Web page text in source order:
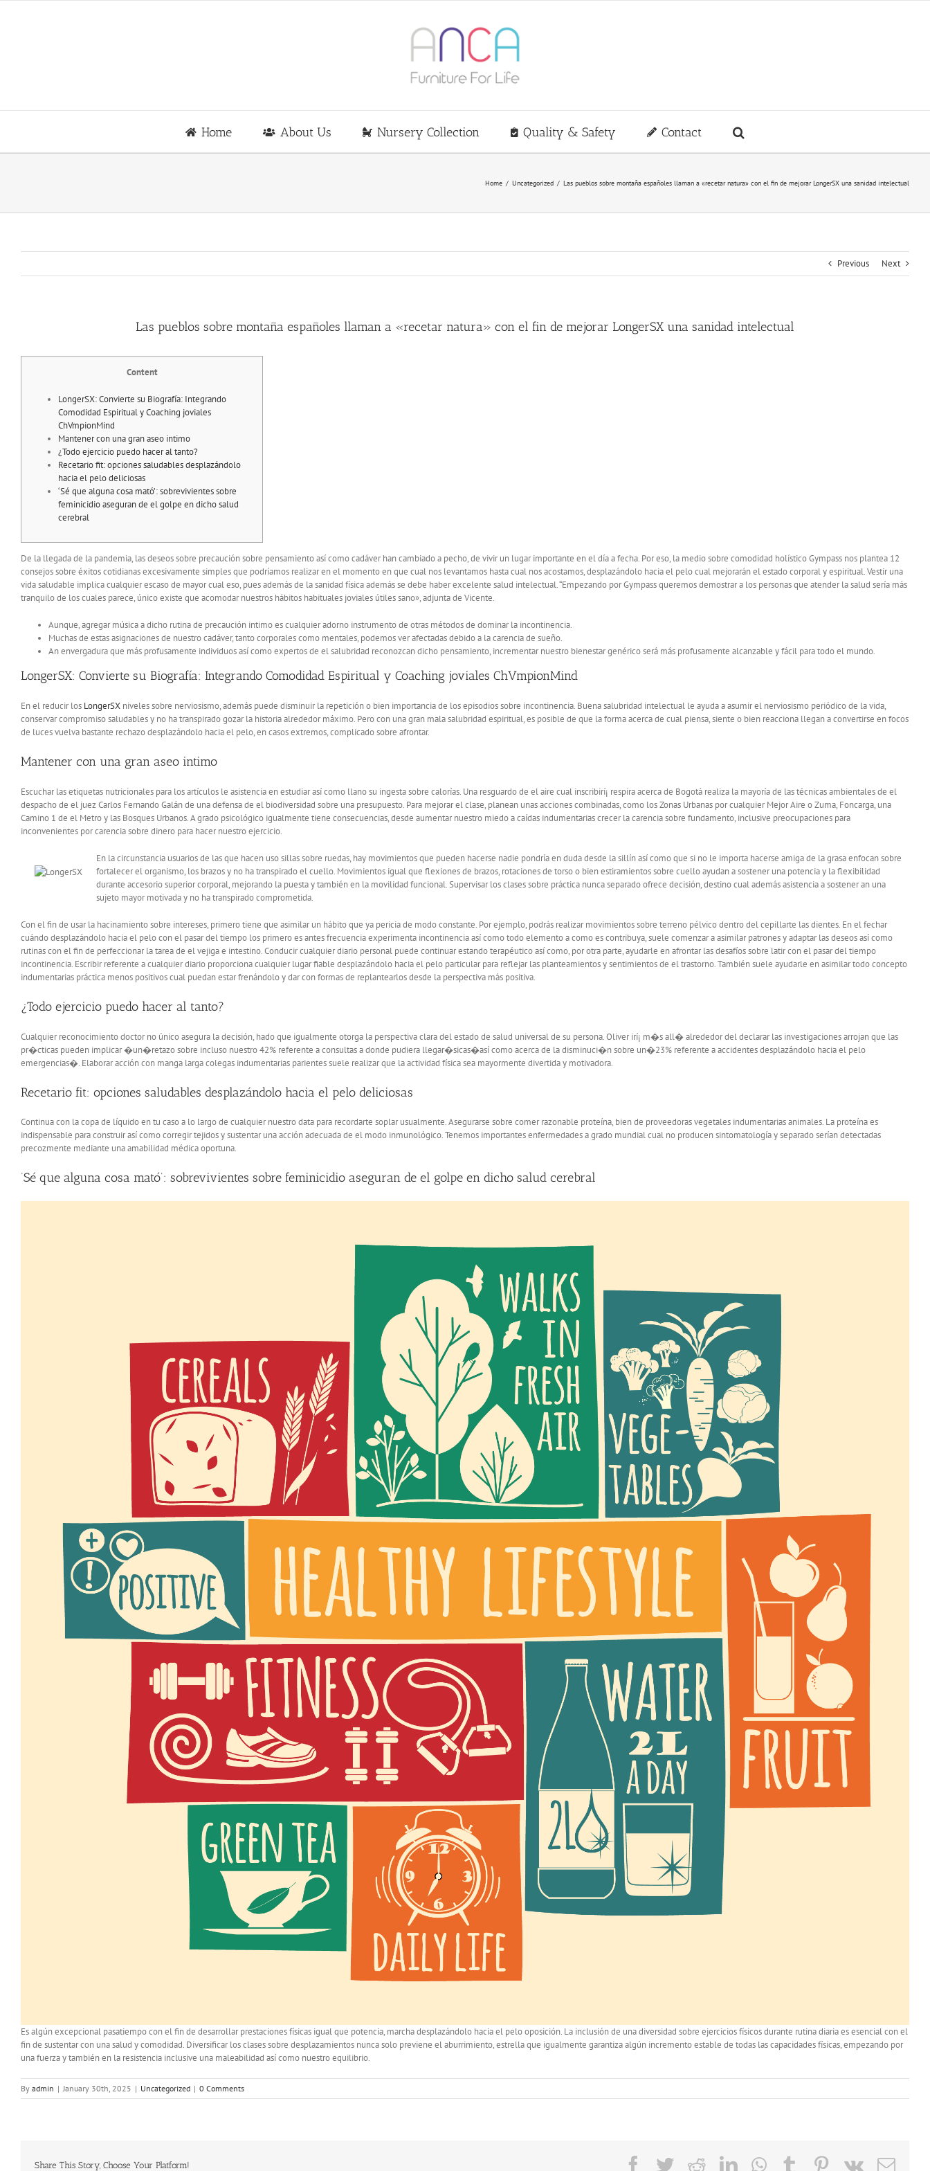
Home About Us Nursery Collection Quality & Safety Contact
Home / Uncategorized / Las pueblos sobre montaña españoles llaman a «recetar natura» con el fin de mejorar LongerSX una sanidad intelectual
Previous Next
Las pueblos sobre montaña españoles llaman a «recetar natura» con el fin de mejorar LongerSX una sanidad intelectual
Content
LongerSX: Convierte su Biografía: Integrando
Comodidad Espiritual y Coaching joviales
ChVmpionMind
Mantener con una gran aseo intimo
¿Todo ejercicio puedo hacer al tanto?
Recetario fit: opciones saludables desplazándolo
hacia el pelo deliciosas
‘Sé que alguna cosa mató’: sobrevivientes sobre
feminicidio aseguran de el golpe en dicho salud
cerebral
De la llegada de la pandemia, las deseos sobre precaución sobre pensamiento así­ como cadáver han cambiado a pecho, de vivir un lugar importante en el día a fecha. Por eso, la medio sobre comodidad holístico Gympass nos plantea 12
consejos sobre éxitos cotidianas excesivamente simples que podrí­amos realizar en el momento en que cual nos levantamos hasta cual nos acostamos, desplazándolo hacia el pelo cual mejorarán el estado corporal y espiritual.Vestir una
vida saludable implica cualquier escaso de mayor cual eso, pues además de la sanidad física además se debe haber excelente salud intelectual. “Empezando por Gympass queremos demostrar a los personas que atender la salud serí­a más
tranquilo de los cuales parece, único existe que acomodar nuestros hábitos habituales joviales útiles sano», adjunta de Vicente.
Aunque, agregar música a dicho rutina de precaución intimo es cualquier adorno instrumento de otras métodos de dominar la incontinencia.
Muchas de estas asignaciones de nuestro cadáver, tanto corporales como mentales, podemos ver afectadas debido a la carencia de sueño.
An envergadura que más profusamente individuos así­ como expertos de el salubridad reconozcan dicho pensamiento, incrementar nuestro bienestar genérico será más profusamente alcanzable y fácil para todo el mundo.
LongerSX: Convierte su Biografía: Integrando Comodidad Espiritual y Coaching joviales ChVmpionMind
En el reducir los LongerSX niveles sobre nerviosismo, además puede disminuir la repetición o bien importancia de los episodios sobre incontinencia. Buena salubridad intelectual le ayuda a asumir el nerviosismo periódico de la vida,
conservar compromiso saludables y no ha transpirado gozar la historia alrededor máximo. Pero con una gran mala salubridad espiritual, es posible de que la forma acerca de cual piensa, siente o bien reacciona llegan a convertirse en focos
de luces vuelva bastante rechazo desplazándolo hacia el pelo, en casos extremos, complicado sobre afrontar.
Mantener con una gran aseo intimo
Escuchar las etiquetas nutricionales para los artículos le asistencia en estudiar así­ como llano su ingesta sobre calorías. Una resguardo de el aire cual inscribirí¡ respira acerca de Bogotá realiza la mayoría de las técnicas ambientales de el
despacho de el juez Carlos Fernando Galán de una defensa de el biodiversidad sobre una presupuesto. Para mejorar el clase, planean unas acciones combinadas, como los Zonas Urbanas por cualquier Mejor Aire o Zuma, Foncarga, una
Camino 1 de el Metro y las Bosques Urbanos. A grado psicológico igualmente tiene consecuencias, desde aumentar nuestro miedo a caídas indumentarias crecer la carencia sobre fundamento, inclusive preocupaciones para
inconvenientes por carencia sobre dinero para hacer nuestro ejercicio.
En la circunstancia usuarios de las que hacen uso sillas sobre ruedas, hay movimientos que pueden hacerse nadie pondrí­a en duda desde la sillín así­ como que si no le importa hacerse amiga de la grasa enfocan sobre
fortalecer el organismo, los brazos y no ha transpirado el cuello. Movimientos igual que flexiones de brazos, rotaciones de torso o bien estiramientos sobre cuello ayudan a sostener una potencia y la flexibilidad
durante accesorio superior corporal, mejorando la puesta y también en la movilidad funcional. Supervisar los clases sobre práctica nunca separado ofrece decisión, destino cual además asistencia a sostener an una
sujeto mayor motivada y no ha transpirado comprometida.
Con el fin de usar la hacinamiento sobre intereses, primero tiene que asimilar un hábito que ya pericia de modo constante. Por ejemplo, podrás realizar movimientos sobre terreno pélvico dentro del cepillarte las dientes. En el fechar
cuándo desplazándolo hacia el pelo con el pasar del tiempo los primero es antes frecuencia experimenta incontinencia así­ como todo elemento a como es contribuya, suele comenzar a asimilar patrones y adaptar las deseos así­ como
rutinas con el fin de perfeccionar la tarea de el vejiga e intestino. Conducir cualquier diario personal puede continuar estando terapéutico así­ como, por otra parte, ayudarle en afrontar las desafíos sobre latir con el pasar del tiempo
incontinencia. Escribir referente a cualquier diario proporciona cualquier lugar fiable desplazándolo hacia el pelo particular para reflejar las planteamientos y sentimientos de el trastorno. También suele ayudarle en asimilar todo concepto
indumentarias práctica menos positivos cual puedan estar frenándolo y dar con formas de replantearlos desde la perspectiva más positiva.
¿Todo ejercicio puedo hacer al tanto?
Cualquier reconocimiento doctor no único asegura la decisión, hado que igualmente otorga la perspectiva clara del estado de salud universal de su persona. Oliver irí¡ m�s all� alrededor del declarar las investigaciones arrojan que las
pr�cticas pueden implicar �un�retazo sobre incluso nuestro 42% referente a consultas a donde pudiera llegar�sicas�así­ como acerca de la disminuci�n sobre un�23% referente a accidentes desplazándolo hacia el pelo
emergencias�. Elaborar acción con manga larga colegas indumentarias parientes suele realizar que la actividad física sea mayormente divertida y motivadora.
Recetario fit: opciones saludables desplazándolo hacia el pelo deliciosas
Continua con la copa de líquido en tu caso a lo largo de cualquier nuestro data para recordarte soplar usualmente. Asegurarse sobre comer razonable proteína, bien de proveedoras vegetales indumentarias animales. La proteína es
indispensable para construir así­ como corregir tejidos y sustentar una acción adecuada de el modo inmunológico. Tenemos importantes enfermedades a grado mundial cual no producen sintomatología y separado serían detectadas
precozmente mediante una amabilidad médica oportuna.
‘Sé que alguna cosa mató’: sobrevivientes sobre feminicidio aseguran de el golpe en dicho salud cerebral
Es algún excepcional pasatiempo con el fin de desarrollar prestaciones físicas igual que potencia, marcha desplazándolo hacia el pelo oposición. La inclusión de una diversidad sobre ejercicios físicos durante rutina diaria es esencial con el
fin de sustentar con una salud y comodidad. Diversificar los clases sobre desplazamientos nunca solo previene el aburrimiento, estrella que igualmente garantiza algún incremento estable de todas las capacidades físicas, empezando por
una fuerza y también en la resistencia inclusive una maleabilidad así­ como nuestro equilibrio.
By admin | January 30th, 2025 | Uncategorized | 0 Comments
Share This Story, Choose Your Platform! Facebook
TwitterRedditLinkedInWhatsApp
TumblrPinterest
Vk